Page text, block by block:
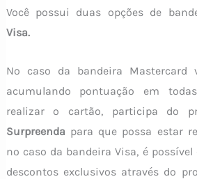
Você possui duas opções de
Visa.
No caso da bandeira Mastercard
acumulando pontuação em
realizar o cartão, participa do
Surpreenda para que possa estar
no caso da bandeira Visa, é
descontos exclusivos através do